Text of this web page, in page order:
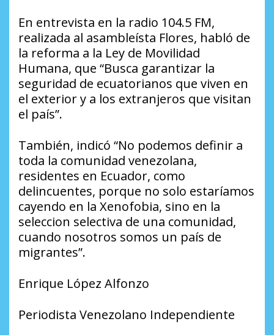
En entrevista en la radio 104.5 FM,
realizada al asambleísta Flores, habló de
la reforma a la Ley de Movilidad
Humana, que “Busca garantizar la
seguridad de ecuatorianos que viven en
el exterior y a los extranjeros que visitan
el país”.
También, indicó “No podemos definir a
toda la comunidad venezolana,
residentes en Ecuador, como
delincuentes, porque no solo estaríamos
cayendo en la Xenofobia, sino en la
seleccion selectiva de una comunidad,
cuando nosotros somos un país de
migrantes”.
Enrique López Alfonzo
Periodista Venezolano Independiente